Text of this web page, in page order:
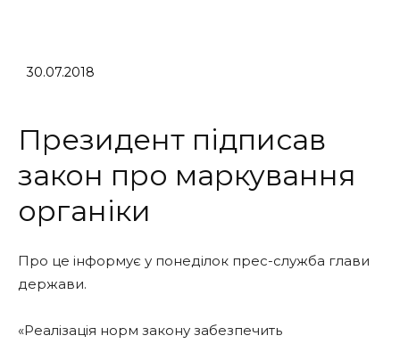
30.07.2018
Президент підписав
закон про маркування
органіки
Про це інформує у понеділок прес-служба глави
держави.
«Реалізація норм закону забезпечить